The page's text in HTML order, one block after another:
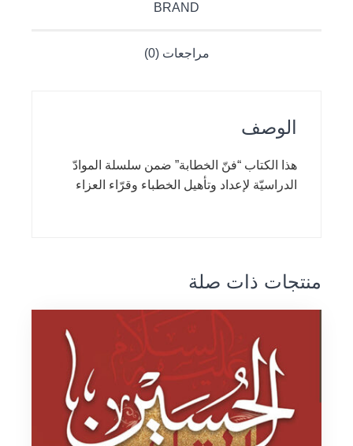
BRAND
مراجعات (0)
الوصف
هذا الكتاب “فنّ الخطابة” ضمن سلسلة الموادّ
الدراسيّة لإعداد وتأهيل الخطباء وقرّاء العزاء
منتجات ذات صلة